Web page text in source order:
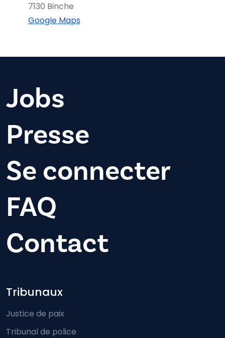
7130 Binche
Google Maps
Jobs
Presse
Se connecter
FAQ
Contact
Footer-menu
Tribunaux
Justice de paix
Tribunal de police